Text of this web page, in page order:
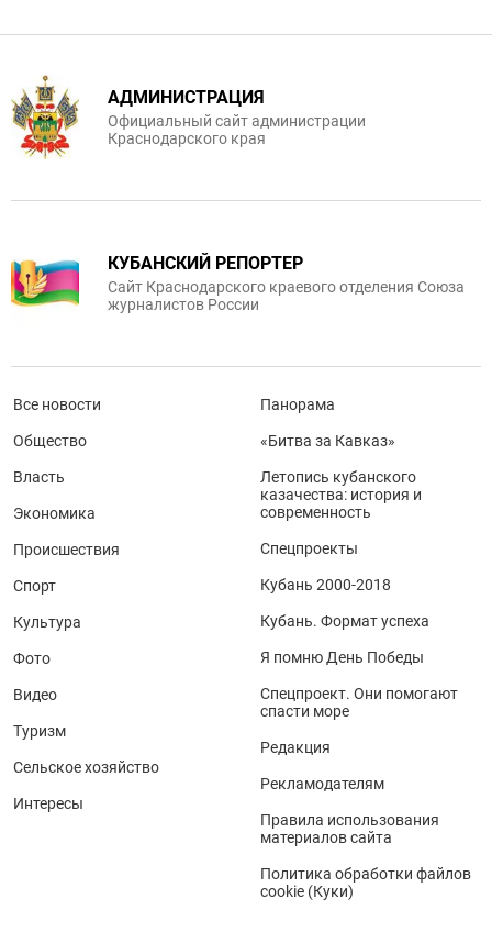
АДМИНИСТРАЦИЯ
Официальный сайт администрации
Краснодарского края
КУБАНСКИЙ РЕПОРТЕР
Сайт Краснодарского краевого отделения Союза
журналистов России
Все новости
Общество
Власть
Экономика
Происшествия
Спорт
Культура
Фото
Видео
Туризм
Сельское хозяйство
Интересы
Панорама
«Битва за Кавказ»
Летопись кубанского
казачества: история и
современность
Спецпроекты
Кубань 2000-2018
Кубань. Формат успеха
Я помню День Победы
Спецпроект. Они помогают
спасти море
Редакция
Рекламодателям
Правила использования
материалов сайта
Политика обработки файлов
cookie (Куки)